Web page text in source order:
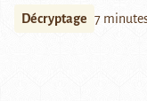
Décryptage 7